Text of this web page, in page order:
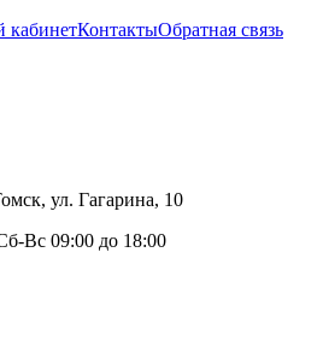
кабинетКонтактыОбратная связь
ул. Гагарина, 10
Вс 09:00 до 18:00